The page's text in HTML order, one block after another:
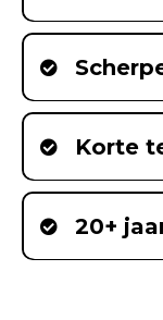
Korte
20+